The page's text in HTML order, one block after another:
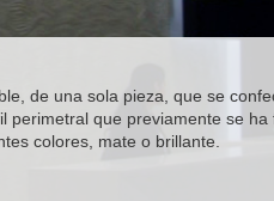
de una sola pieza, que se
que previamente se
colores, mate o brillante.